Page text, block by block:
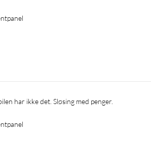
har ikke det. Sløsing med penger.